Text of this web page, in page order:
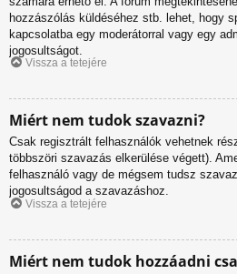
hozzászólás küldéséhez stb. lehet, hogy
kapcsolatba egy moderátorral vagy egy
jogosultságot.
Vissza a tetejére
Miért nem tudok szavazni?
Csak regisztrált felhasználók vehetnek
többszöri szavazás elkerülése végett).
felhasználó vagy de mégsem tudsz
jogosultságod a szavazáshoz.
Vissza a tetejére
Miért nem tudok hozzáadni